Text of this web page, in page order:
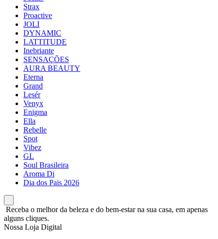
Strax
Proactive
JOLI
DYNAMIC
LATTITUDE
Inebriante
SENSAÇÕES
AURA BEAUTY
Eterna
Grand
Lesér
Venyx
Enigma
Ella
Rebelle
Spot
Vibez
GL
Soul Brasileira
Aroma Di
Dia dos Pais 2026
Receba o melhor da beleza e do bem-estar na sua casa, em apenas
alguns cliques.
Nossa Loja Digital